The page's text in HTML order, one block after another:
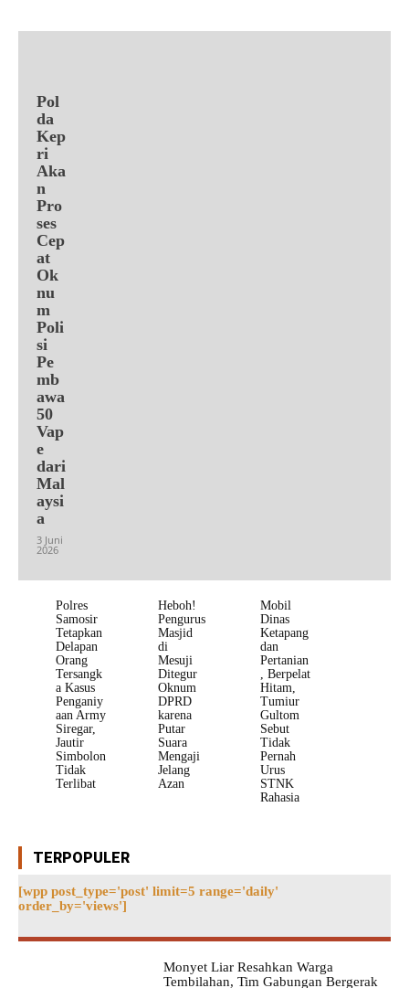
Pol
da
Kep
ri
Aka
n
Pro
ses
Cep
at
Ok
nu
m
Poli
si
Pe
mb
awa
50
Vap
e
dari
Mal
aysi
a
3 Juni
2026
Polres
Samosir
Tetapkan
Delapan
Orang
Tersangk
a Kasus
Penganiy
aan Army
Siregar,
Jautir
Simbolon
Tidak
Terlibat
Heboh!
Pengurus
Masjid
di
Mesuji
Ditegur
Oknum
DPRD
karena
Putar
Suara
Mengaji
Jelang
Azan
Mobil
Dinas
Ketapang
dan
Pertanian
, Berpelat
Hitam,
Tumiur
Gultom
Sebut
Tidak
Pernah
Urus
STNK
Rahasia
TERPOPULER
[wpp post_type='post' limit=5 range='daily'
order_by='views']
Monyet Liar Resahkan Warga
Tembilahan, Tim Gabungan Bergerak